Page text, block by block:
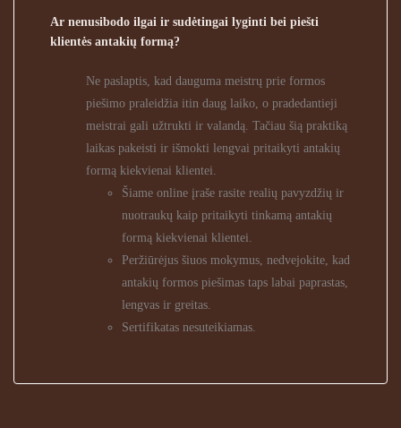
Ar nenusibodo ilgai ir sudėtingai lyginti bei piešti
klientės antakių formą?
Ne paslaptis, kad dauguma meistrų prie formos
piešimo praleidžia itin daug laiko, o pradedantieji
meistrai gali užtrukti ir valandą. Tačiau šią praktiką
laikas pakeisti ir išmokti lengvai pritaikyti antakių
formą kiekvienai klientei.
Šiame online įraše rasite realių pavyzdžių ir
nuotraukų kaip pritaikyti tinkamą antakių
formą kiekvienai klientei.
Peržiūrėjus šiuos mokymus, nedvejokite, kad
antakių formos piešimas taps labai paprastas,
lengvas ir greitas.
Sertifikatas nesuteikiamas.